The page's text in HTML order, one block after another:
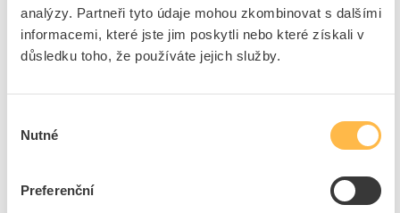
analýzy. Partneři tyto údaje mohou zkombinovat s dalšími
informacemi, které jste jim poskytli nebo které získali v
důsledku toho, že používáte jejich služby.
souhlasu
Nutné
Preferenční
Značka
WAPRO
Cena s DPH
ks do košíku